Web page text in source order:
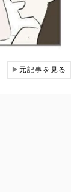
▶元記事を見る